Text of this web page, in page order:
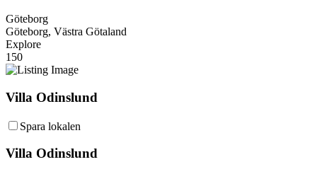
Göteborg
Göteborg, Västra Götaland
Explore
150
Villa Odinslund
Spara lokalen
Villa Odinslund